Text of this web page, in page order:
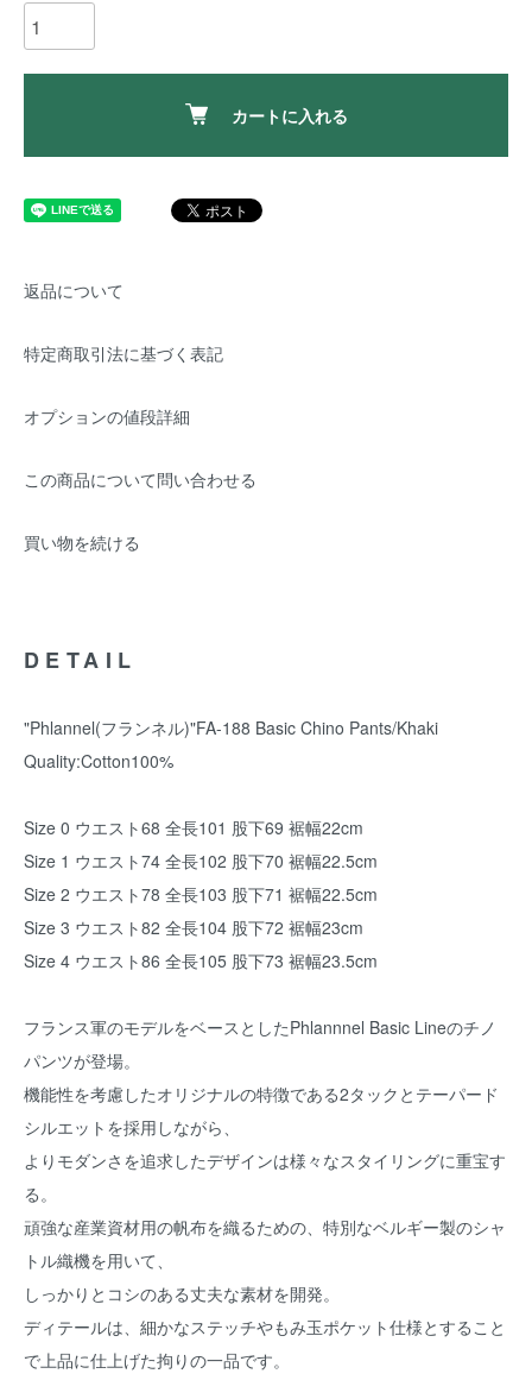
カートに入れる
返品について
特定商取引法に基づく表記
オプションの値段詳細
この商品について問い合わせる
買い物を続ける
DETAIL
"Phlannel(フランネル)"FA-188 Basic Chino Pants/Khaki
Quality:Cotton100%
Size 0 ウエスト68 全長101 股下69 裾幅22cm
Size 1 ウエスト74 全長102 股下70 裾幅22.5cm
Size 2 ウエスト78 全長103 股下71 裾幅22.5cm
Size 3 ウエスト82 全長104 股下72 裾幅23cm
Size 4 ウエスト86 全長105 股下73 裾幅23.5cm
フランス軍のモデルをベースとしたPhlannnel Basic Lineのチノ
パンツが登場。
機能性を考慮したオリジナルの特徴である2タックとテーパード
シルエットを採用しながら、
よりモダンさを追求したデザインは様々なスタイリングに重宝す
る。
頑強な産業資材用の帆布を織るための、特別なベルギー製のシャ
トル織機を用いて、
しっかりとコシのある丈夫な素材を開発。
ディテールは、細かなステッチやもみ玉ポケット仕様とすること
で上品に仕上げた拘りの一品です。